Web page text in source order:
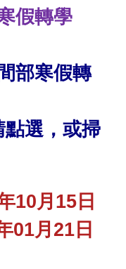
假轉學
部寒假轉
點選，或掃
10月15日
01月21日